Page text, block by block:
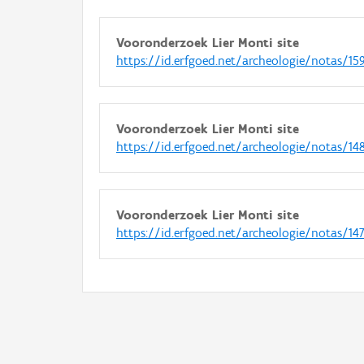
Vooronderzoek Lier Monti site
https://id.erfgoed.net/archeologie/notas/
Vooronderzoek Lier Monti site
https://id.erfgoed.net/archeologie/notas/
Vooronderzoek Lier Monti site
https://id.erfgoed.net/archeologie/notas/